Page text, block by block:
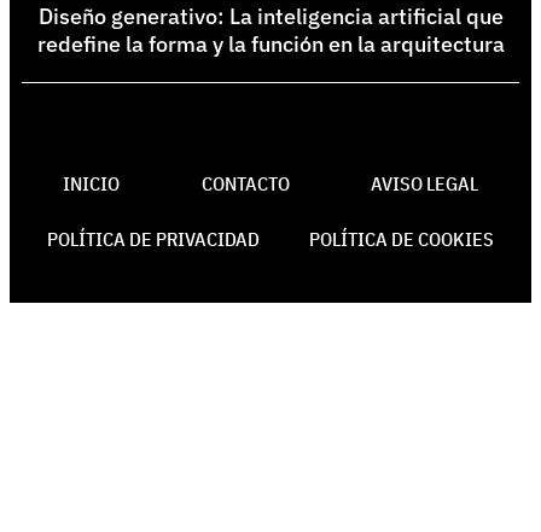
Diseño generativo: La inteligencia artificial que
redefine la forma y la función en la arquitectura
INICIO CONTACTO AVISO LEGAL
POLÍTICA DE PRIVACIDAD POLÍTICA DE COOKIES